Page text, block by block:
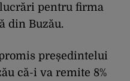
pentru firma
din Buzău.
președintelui
că-i va remite 8%